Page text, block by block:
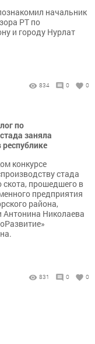
начальник
РТ по
и городу Нурлат
834 0 0
по
заняла
республике
конкурсе
стада
скота, прошедшего в
предприятия
района,
Антонина Николаева
831 0 0